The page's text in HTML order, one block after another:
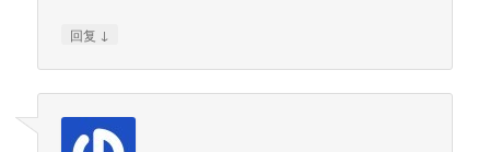
回复 ↓